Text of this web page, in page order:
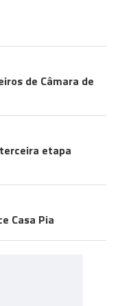
de Câmara de
etapa
Casa Pia